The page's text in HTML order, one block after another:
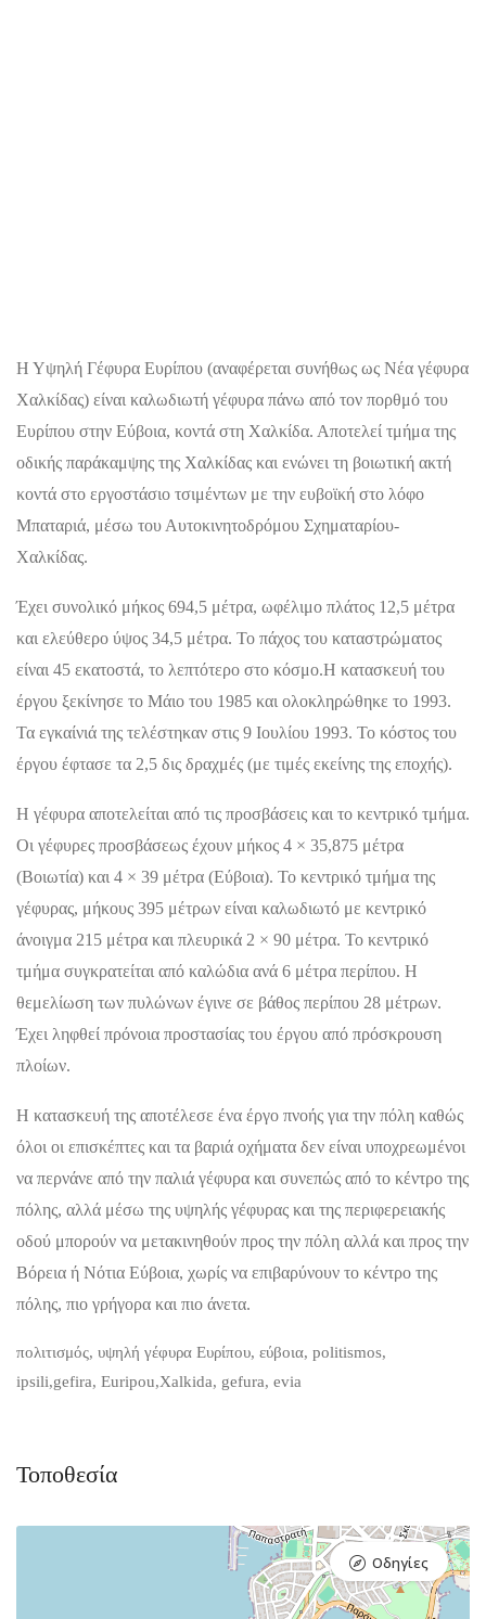
Η Υψηλή Γέφυρα Ευρίπου (αναφέρεται συνήθως ως Νέα γέφυρα
Χαλκίδας) είναι καλωδιωτή γέφυρα πάνω από τον πορθμό του
Ευρίπου στην Εύβοια, κοντά στη Χαλκίδα. Αποτελεί τμήμα της
οδικής παράκαμψης της Χαλκίδας και ενώνει τη βοιωτική ακτή
κοντά στο εργοστάσιο τσιμέντων με την ευβοϊκή στο λόφο
Μπαταριά, μέσω του Αυτοκινητοδρόμου Σχηματαρίου-
Χαλκίδας.
Έχει συνολικό μήκος 694,5 μέτρα, ωφέλιμο πλάτος 12,5 μέτρα
και ελεύθερο ύψος 34,5 μέτρα. Το πάχος του καταστρώματος
είναι 45 εκατοστά, το λεπτότερο στο κόσμο.Η κατασκευή του
έργου ξεκίνησε το Μάιο του 1985 και ολοκληρώθηκε το 1993.
Τα εγκαίνιά της τελέστηκαν στις 9 Ιουλίου 1993. Το κόστος του
έργου έφτασε τα 2,5 δις δραχμές (με τιμές εκείνης της εποχής).
Η γέφυρα αποτελείται από τις προσβάσεις και το κεντρικό τμήμα.
Οι γέφυρες προσβάσεως έχουν μήκος 4 × 35,875 μέτρα
(Βοιωτία) και 4 × 39 μέτρα (Εύβοια). Το κεντρικό τμήμα της
γέφυρας, μήκους 395 μέτρων είναι καλωδιωτό με κεντρικό
άνοιγμα 215 μέτρα και πλευρικά 2 × 90 μέτρα. Το κεντρικό
τμήμα συγκρατείται από καλώδια ανά 6 μέτρα περίπου. Η
θεμελίωση των πυλώνων έγινε σε βάθος περίπου 28 μέτρων.
Έχει ληφθεί πρόνοια προστασίας του έργου από πρόσκρουση
πλοίων.
Η κατασκευή της αποτέλεσε ένα έργο πνοής για την πόλη καθώς
όλοι οι επισκέπτες και τα βαριά οχήματα δεν είναι υποχρεωμένοι
να περνάνε από την παλιά γέφυρα και συνεπώς από το κέντρο της
πόλης, αλλά μέσω της υψηλής γέφυρας και της περιφερειακής
οδού μπορούν να μετακινηθούν προς την πόλη αλλά και προς την
Βόρεια ή Νότια Εύβοια, χωρίς να επιβαρύνουν το κέντρο της
πόλης, πιο γρήγορα και πιο άνετα.
πολιτισμός, υψηλή γέφυρα Ευρίπου, εύβοια, politismos,
ipsili,gefira, Euripou,Xalkida, gefura, evia
Τοποθεσία
Οδηγίες